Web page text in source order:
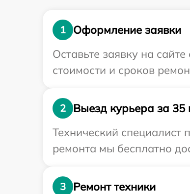
1
Оформление заявки
Оставьте заявку на
стоимости и сроков
2
Выезд курьера за 35
Технический специалист
ремонта мы бесплатно
3
Ремонт техники